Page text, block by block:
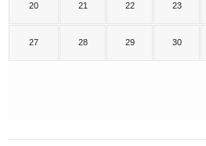
20 21 22 23
27 28 29 30